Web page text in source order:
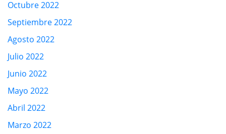
Octubre 2022
Septiembre 2022
Agosto 2022
Julio 2022
Junio 2022
Mayo 2022
Abril 2022
Marzo 2022